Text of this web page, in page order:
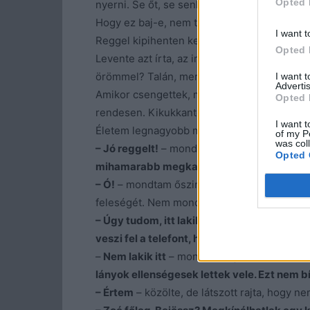
I want
Opted
I want
Opted
I want
of my
was
Opted
nyerni. Se őt, se senkit.
A köztünk lévő
Hogy ez baj-e, nem tudom. Hogy jó-e, azt
Reggel kipihenten keltem. Volt egy rakás
Levente azt írta, az irodában alszik, és
örömmel? Talán, mert nem hatott meg.
Amikor csengettek, meglepődtem. Ugyan
rendesen. Kikukkantottam.
Életem legnagyobb meglepetése állt az
– Jó reggelt! – mondta. –
Ne haragudj,
mihamarabb megkapná és aláírná a válási
– Ó! – mondtam őszinte csodálkozással a
feleségét. Nem mondhatom, hogy
– Úgy tudom, itt lakik
veszi fel a telefont, hiába hagytam
– Nem lakik itt – mondtam egyenesen a
lányok ellenségesek lettek vele. Ezt nem
– Értem – közölte, de látszott rajta, hogy